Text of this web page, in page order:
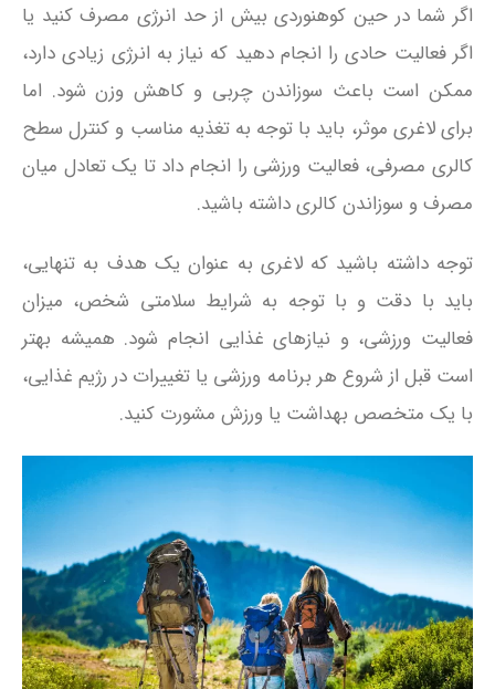
اگر شما در حین کوهنوردی بیش از حد انرژی مصرف کنید یا
اگر فعالیت حادی را انجام دهید که نیاز به انرژی زیادی دارد،
ممکن است باعث سوزاندن چربی و کاهش وزن شود. اما
برای لاغری موثر، باید با توجه به تغذیه مناسب و کنترل سطح
کالری مصرفی، فعالیت ورزشی را انجام داد تا یک تعادل میان
مصرف و سوزاندن کالری داشته باشید.
توجه داشته باشید که لاغری به عنوان یک هدف به تنهایی،
باید با دقت و با توجه به شرایط سلامتی شخص، میزان
فعالیت ورزشی، و نیازهای غذایی انجام شود. همیشه بهتر
است قبل از شروع هر برنامه ورزشی یا تغییرات در رژیم غذایی،
با یک متخصص بهداشت یا ورزش مشورت کنید.